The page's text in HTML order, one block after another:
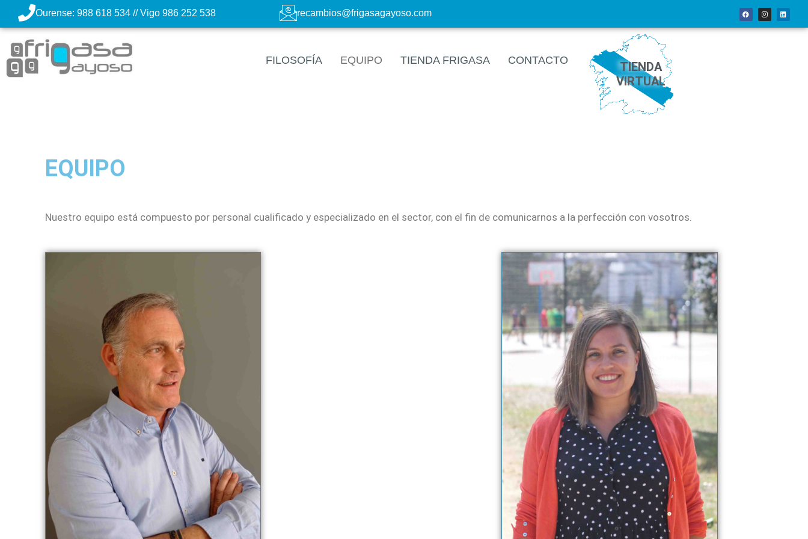
Ourense: 988 618 534 // Vigo 986 252 538 recambios@frigasagayoso.com
FILOSOFÍA EQUIPO TIENDA FRIGASA CONTACTO
TIENDA
VIRTUAL
EQUIPO
Nuestro equipo está compuesto por personal cualificado y especializado en el sector, con el fin de comunicarnos a la perfección con vosotros.